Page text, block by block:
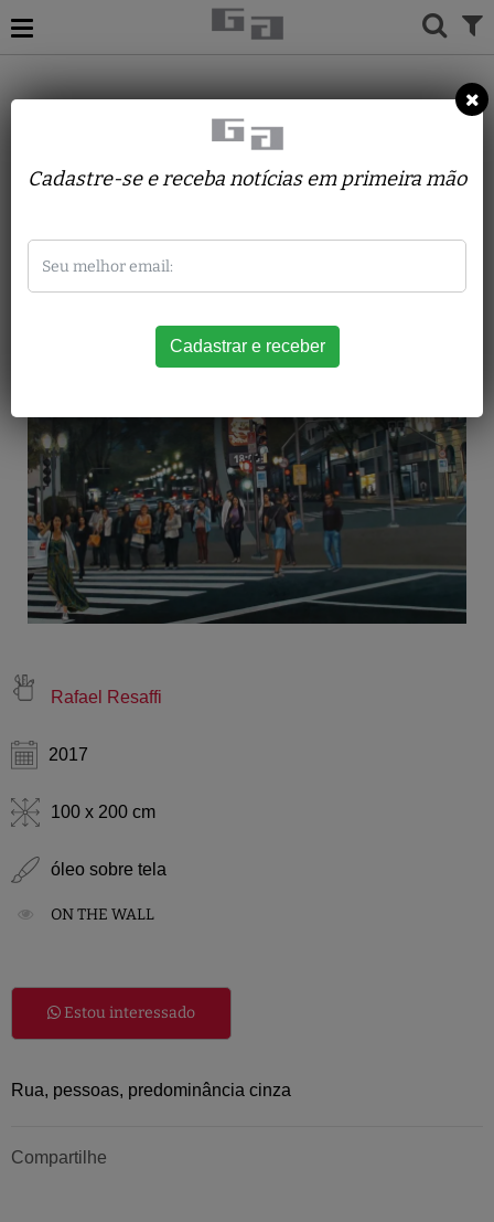
RAFAEL RESAFFI
Avenida Ipiranga x Avenida São
Rafael Resaffi
2017
100 x 200 cm
óleo sobre tela
ON THE WALL
Estou interessado
Rua, pessoas, predominância cinza
Compartilhe
Cadastre-se e receba notícias em primeira mão